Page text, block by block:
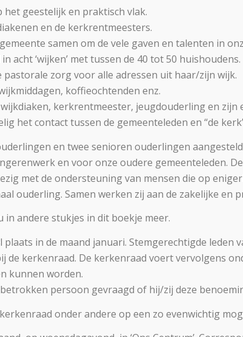
geestelijk en praktisch vlak.
en de kerkrentmeesters.
samen om de vele gaven en talenten in
acht ‘wijken’ met tussen de 40 tot 50 huishoudens.
zorg voor alle adressen uit haar/zijn wijk.
koffieochtenden enz.
kerkrentmeester, jeugdouderling en zijn
het contact tussen de gemeenteleden en “de
en twee senioren ouderlingen
en voor onze oudere gemeenteleden.
met de ondersteuning van mensen die op
ouderling. Samen werken zij aan de zakelijke en
andere stukjes in dit boekje meer.
in de maand januari. Stemgerechtigde leden
de kerkenraad. De kerkenraad voert vervolgens
kunnen worden.
persoon gevraagd of hij/zij deze
onder andere op een zo evenwichtig